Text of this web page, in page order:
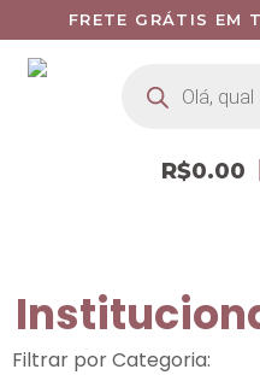
FRETE GRÁTIS EM
R$0.00
Filtrar por Categoria: